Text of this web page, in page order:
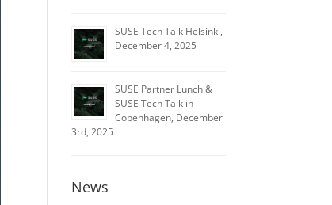
SUSE Tech Talk Helsinki,
December 4, 2025
SUSE Partner Lunch &
SUSE Tech Talk in
Copenhagen, December
3rd, 2025
News